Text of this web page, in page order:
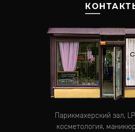
Парикмахерский зал,
косметология,